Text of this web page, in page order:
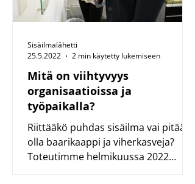
Mitä on viihtyvyys
organisaatioissa ja
työpaikalla?
Riittääkö puhdas sisäilma vai pitääkö
olla baarikaappi ja viherkasveja?
Toteutimme helmikuussa 2022
Sisäilmalähetti
25.5.2022
2 min käytetty lukemiseen